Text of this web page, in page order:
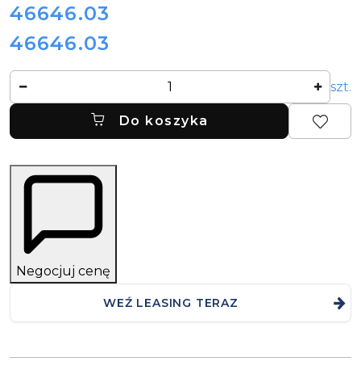
cena:
46646.03
Cena:
46646.03
szt.
Do koszyka
Negocjuj cenę
WEŹ LEASING TERAZ